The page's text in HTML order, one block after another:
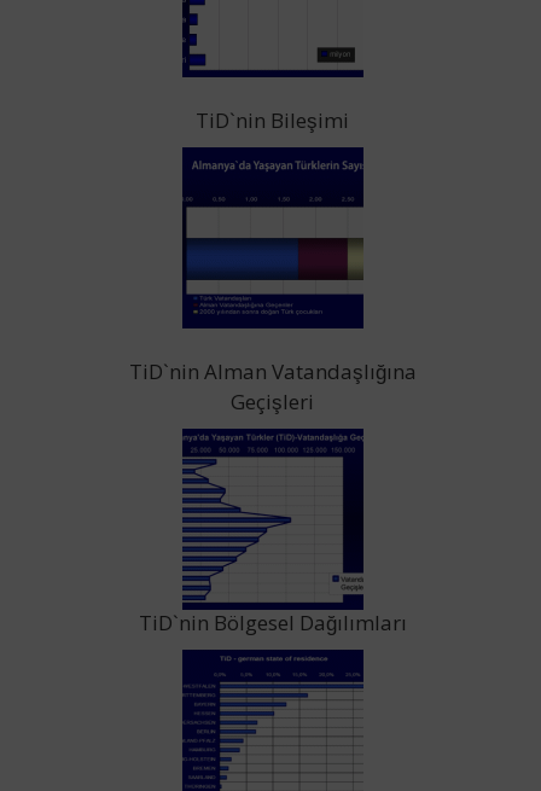
TiD`nin Bileşimi
TiD`nin Alman Vatandaşlığına
Geçişleri
TiD`nin Bölgesel Dağılımları